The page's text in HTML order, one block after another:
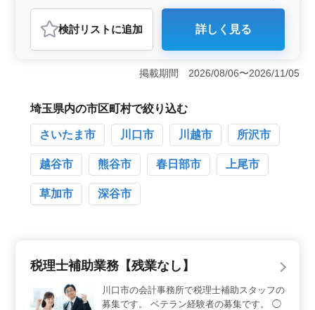
活かして頂ける方のご応募お待ちしておりま
おすすめポイント
＜経験を活かした働き方＞ この求人では、顧問先巡回
業務、法人及び個人の税務会計業務、各種税務申告書類
の作成、税務相談業務、相続対策、会社設立や事業承継
フトは主にTKC、ソリマチ、JDLを使用しており、幅広い
業務経験を持つベテランの方に最適な職場です。 ＜
充実した福利厚生と支援制度＞ 年間休日120日以上の完
全週休2日制に加え、賞与は年3回支給されます。雇用・
労災・健康・厚生の各種保険が完備されており、安定し
た福利厚生が整っています。さらに、資格取得を目指す
方には支援制度があり、キャリアアップを図ることがで
きます。 ＜働きやすい職場環境＞ 東大宮駅から通
も活躍中で働きやすい職場です。
検討リスト に追加 詳しく見る
掲載期間 2026/08/06〜2026/11/05
埼玉県内の市区町村で絞り込む
さいたま市 川口市 川越市 所沢市
越谷市 熊谷市 春日部市 上尾市
草加市 深谷市
税理士補助業務【残業なし】
川口市の会計事務所で税理士補助スタッフの
募集です。 ベテラン経験者の募集です。 ◯